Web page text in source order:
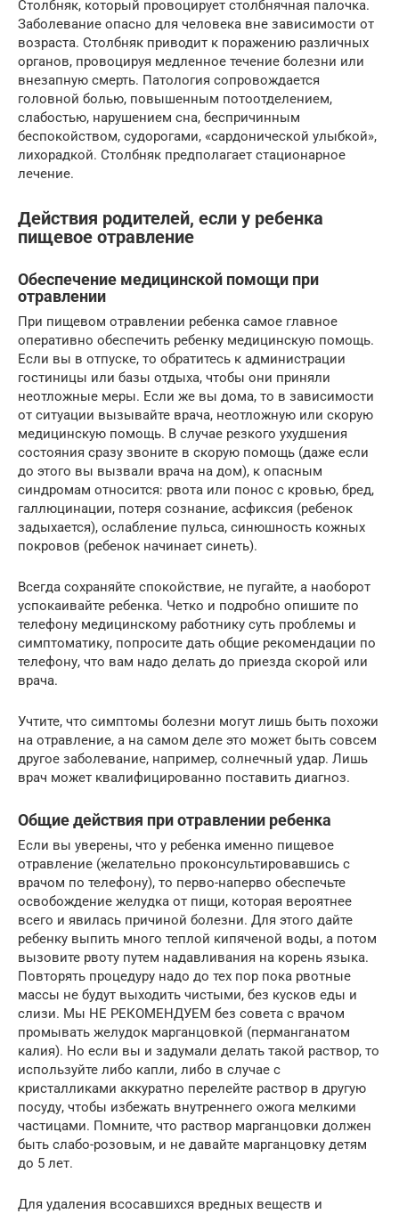
Столбняк, который провоцирует столбнячная палочка.
Заболевание опасно для человека вне зависимости от
возраста. Столбняк приводит к поражению различных
органов, провоцируя медленное течение болезни или
внезапную смерть. Патология сопровождается
головной болью, повышенным потоотделением,
слабостью, нарушением сна, беспричинным
беспокойством, судорогами, «сардонической улыбкой»,
лихорадкой. Столбняк предполагает стационарное
лечение.
Действия родителей, если у ребенка
пищевое отравление
Обеспечение медицинской помощи при
отравлении
При пищевом отравлении ребенка самое главное
оперативно обеспечить ребенку медицинскую помощь.
Если вы в отпуске, то обратитесь к администрации
гостиницы или базы отдыха, чтобы они приняли
неотложные меры. Если же вы дома, то в зависимости
от ситуации вызывайте врача, неотложную или скорую
медицинскую помощь. В случае резкого ухудшения
состояния сразу звоните в скорую помощь (даже если
до этого вы вызвали врача на дом), к опасным
синдромам относится: рвота или понос с кровью, бред,
галлюцинации, потеря сознание, асфиксия (ребенок
задыхается), ослабление пульса, синюшность кожных
покровов (ребенок начинает синеть).
Всегда сохраняйте спокойствие, не пугайте, а наоборот
успокаивайте ребенка. Четко и подробно опишите по
телефону медицинскому работнику суть проблемы и
симптоматику, попросите дать общие рекомендации по
телефону, что вам надо делать до приезда скорой или
врача.
Учтите, что симптомы болезни могут лишь быть похожи
на отравление, а на самом деле это может быть совсем
другое заболевание, например, солнечный удар. Лишь
врач может квалифицированно поставить диагноз.
Общие действия при отравлении ребенка
Если вы уверены, что у ребенка именно пищевое
отравление (желательно проконсультировавшись с
врачом по телефону), то перво-наперво обеспечьте
освобождение желудка от пищи, которая вероятнее
всего и явилась причиной болезни. Для этого дайте
ребенку выпить много теплой кипяченой воды, а потом
вызовите рвоту путем надавливания на корень языка.
Повторять процедуру надо до тех пор пока рвотные
массы не будут выходить чистыми, без кусков еды и
слизи. Мы НЕ РЕКОМЕНДУЕМ без совета с врачом
промывать желудок марганцовкой (перманганатом
калия). Но если вы и задумали делать такой раствор, то
используйте либо капли, либо в случае с
кристалликами аккуратно перелейте раствор в другую
посуду, чтобы избежать внутреннего ожога мелкими
частицами. Помните, что раствор марганцовки должен
быть слабо-розовым, и не давайте марганцовку детям
до 5 лет.
Для удаления всосавшихся вредных веществ и